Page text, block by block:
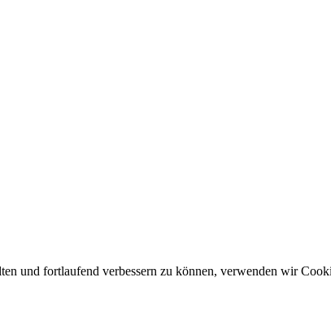
und fortlaufend verbessern zu können, verwenden wir